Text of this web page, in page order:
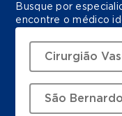
Busque por
encontre o médico